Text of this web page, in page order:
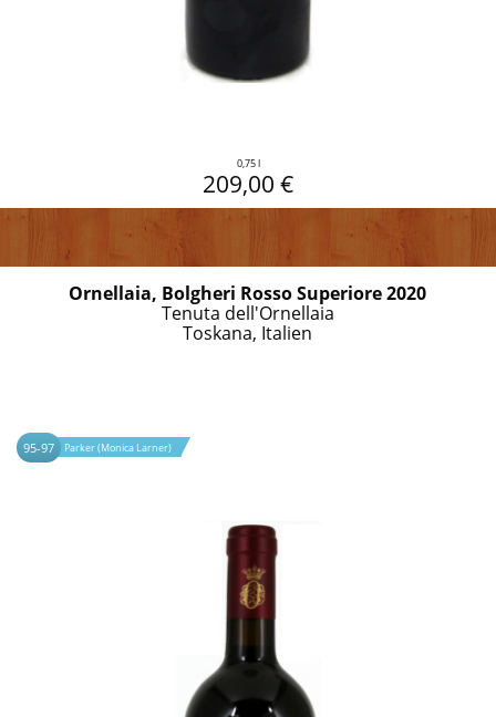
0,75 l
209,00 €
Ornellaia, Bolgheri Rosso Superiore 2020
Tenuta dell'Ornellaia
Toskana, Italien
95-97 Parker (Monica Larner)